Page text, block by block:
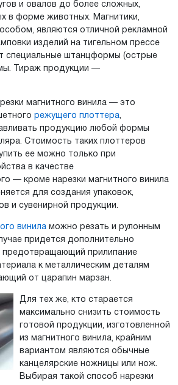
и овалов до более сложных,
в форме животных. Магнитики,
являются отличной рекламной
изделий на тигельном прессе
специальные штанцформы (острые
Тираж продукции —
магнитного винила — это
режущего плоттера,
продукцию любой формы
Стоимость таких плоттеров
ее можно только при
в качестве
— кроме нарезки магнитного винила
для создания упаковок,
и сувенирной продукции.
винила можно резать и рулонным
придется дополнительно
предотвращающий прилипание
к металлическим деталям
от царапин марзан.
Для тех же, кто старается
максимально снизить стоимость
готовой продукции, изготовленной
из магнитного винила, крайним
вариантом являются обычные
канцелярские ножницы или нож.
Выбирая такой способ нарезки